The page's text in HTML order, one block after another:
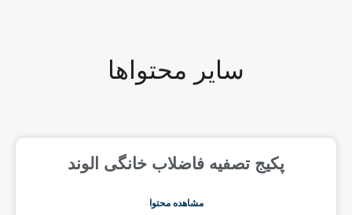
سایر محتواها
پکیج تصفیه فاضلاب خانگی الوند
مشاهده محتوا